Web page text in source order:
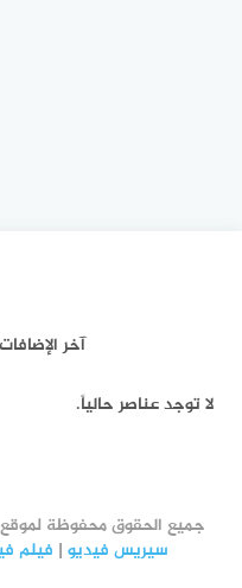
آخر
لا توجد عناصر حالياً.
جميع الحقوق محفوظة لموقع © 2026 أجارس
سيريس فيديو | فيلم